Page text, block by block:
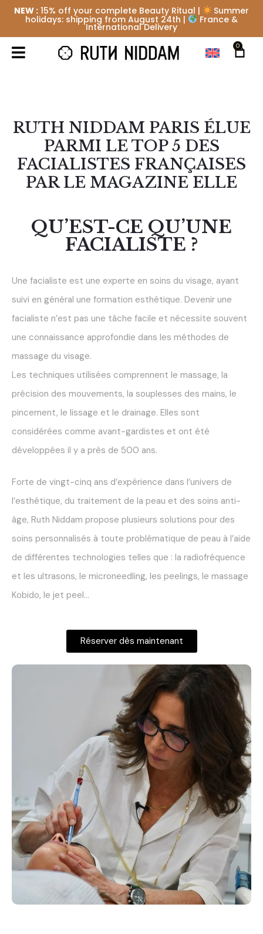
NEW :15% off your complete Beauty Ritual | Summer
holidays: shipping from August 24th | France &
International Delivery
0
RUTH NIDDAM PARIS ÉLUE
PARMI LE TOP 5 DES
FACIALISTES FRANÇAISES
PAR LE MAGAZINE ELLE
QU’EST-CE QU’UNE
FACIALISTE ?
Une facialiste est une experte en soins du visage, ayant
suivi en général une formation esthétique. Devenir une
facialiste n’est pas une tâche facile et nécessite souvent
une connaissance approfondie dans les méthodes de
massage du visage.
Les techniques utilisées comprennent le massage, la
précision des mouvements, la souplesses des mains, le
pincement, le lissage et le drainage. Elles sont
considérées comme avant-gardistes et ont été
développées il y a près de 500 ans.
Forte de vingt-cinq ans d’expérience dans l’univers de
l’esthétique, du traitement de la peau et des soins anti-
âge, Ruth Niddam propose plusieurs solutions pour des
soins personnalisés à toute problématique de peau à l’aide
de différentes technologies telles que : la radiofréquence
et les ultrasons, le microneedling, les peelings, le massage
Kobido, le jet peel…
Réserver dès maintenant